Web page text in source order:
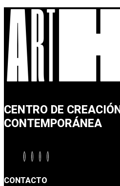
CENTRO DE CREACIÓN
CONTEMPORÁNEA
CONTACTO